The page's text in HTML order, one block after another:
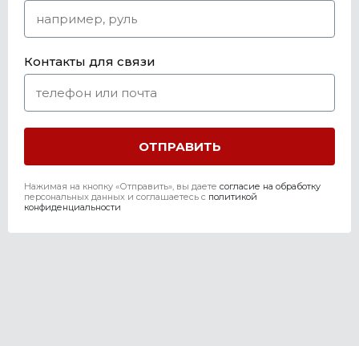
Контакты для связи
Нажимая на кнопку «Отправить», вы даете согласие на обработку
персональных данных и соглашаетесь c политикой
конфиденциальности